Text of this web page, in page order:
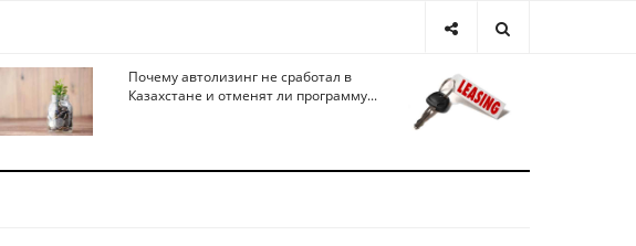
Почему автолизинг не сработал в
Казахстане и отменят ли программу...